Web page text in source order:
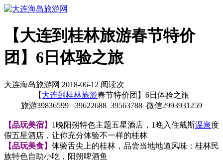
【大连到桂林旅游春节特价
团】6日体验之旅
大连海岛旅游网 2018-06-12 阅读次
【 大连到 桂林旅游春节特价团】6日体验之旅
旅游39836599 39622688 39563788 微信2993931259
【品玩美宿】 1晚阳朔特色主题五星酒店，1晚入住戴斯温泉 度
假五星酒店，让你充分体验不一样的桂林
【品玩美食】 体验舌尖上的桂林，品尝当地地道风味：桂林民
族特色自助小吃，阳朔啤酒鱼